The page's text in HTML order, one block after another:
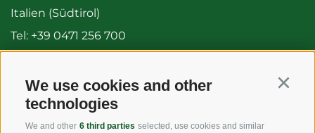
We use cookies and other
technologies
We and other 6 third parties selected, use cookies and similar
Italien (Südtirol)
Tel: +39 0471 256 700
info@vog.it
info@pec.vog.it